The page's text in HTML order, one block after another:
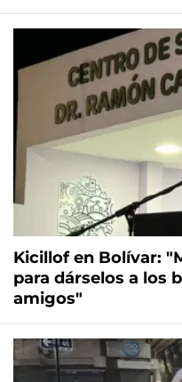
Kicillof en Bolívar:
para dárselos a los
amigos"